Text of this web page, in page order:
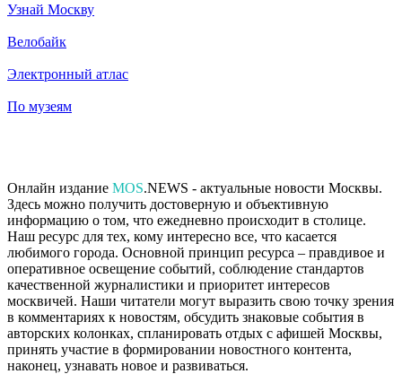
Узнай Москву
Велобайк
Электронный атлас
По музеям
Онлайн издание MOS.NEWS - актуальные новости Москвы.
Здесь можно получить достоверную и объективную
информацию о том, что ежедневно происходит в столице.
Наш ресурс для тех, кому интересно все, что касается
любимого города. Основной принцип ресурса – правдивое и
оперативное освещение событий, соблюдение стандартов
качественной журналистики и приоритет интересов
москвичей. Наши читатели могут выразить свою точку зрения
в комментариях к новостям, обсудить знаковые события в
авторских колонках, спланировать отдых с афишей Москвы,
принять участие в формировании новостного контента,
наконец, узнавать новое и развиваться.